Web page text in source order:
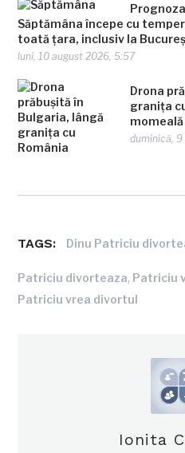
Săptămâna începe cu
toată țara, inclusiv la
luni, 10 august 2026, 5:57
Drona
granița
duminică,
TAGS: Dinu Patriciu
Patriciu divorteaza, Patriciu
Patriciu vrea divortul
Ionita